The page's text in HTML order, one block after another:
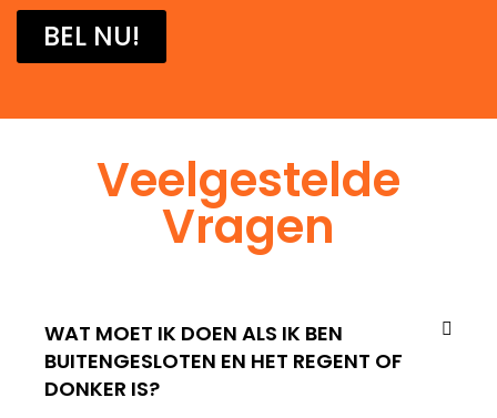
BEL NU!
Veelgestelde
Vragen
WAT MOET IK DOEN ALS IK BEN
BUITENGESLOTEN EN HET REGENT OF
DONKER IS?